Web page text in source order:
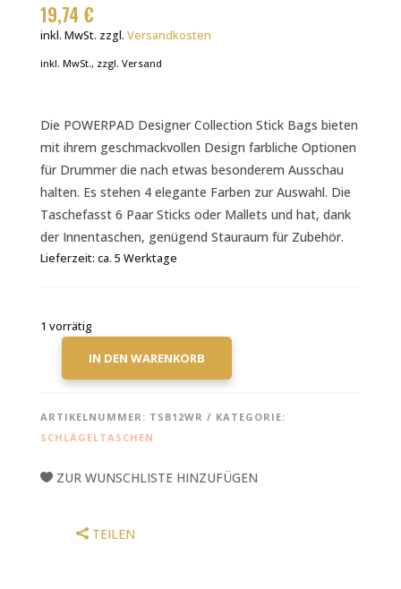
19,74 €
inkl. MwSt. zzgl. Versandkosten
inkl. MwSt., zzgl. Versand
Die POWERPAD Designer Collection Stick Bags bieten
mit ihrem geschmackvollen Design farbliche Optionen
für Drummer die nach etwas besonderem Ausschau
halten. Es stehen 4 elegante Farben zur Auswahl. Die
Taschefasst 6 Paar Sticks oder Mallets und hat, dank
der Innentaschen, genügend Stauraum für Zubehör.
Lieferzeit: ca. 5 Werktage
1 vorrätig
POWERPAD®
COLLECTION
BAG
IN DEN WARENKORB
ARTIKELNUMMER: TSB12WR
KATEGORIE:
SCHLÄGELTASCHEN
ZUR WUNSCHLISTE HINZUFÜGEN
TEILEN